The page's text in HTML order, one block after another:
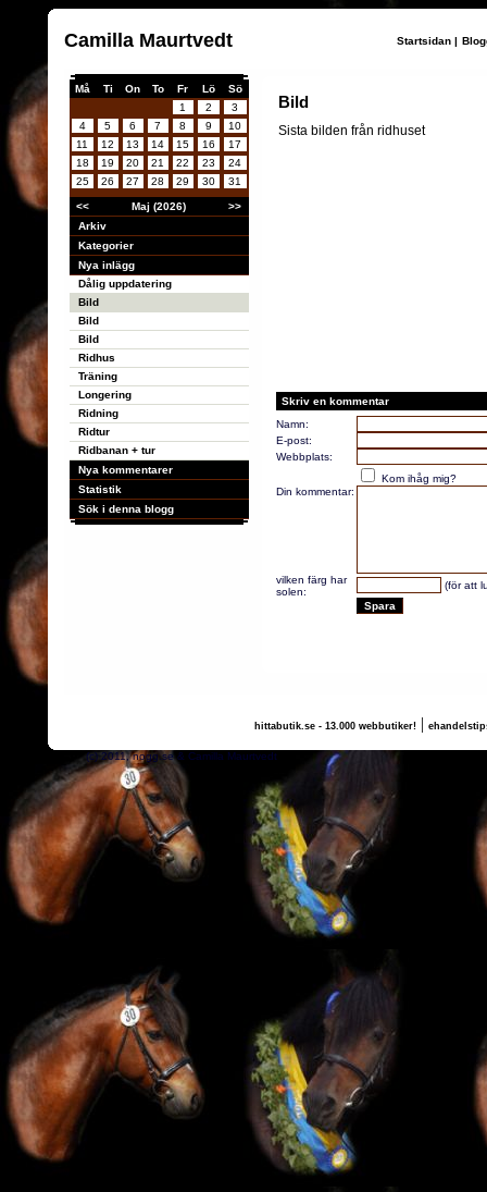
Camilla Maurtvedt Startsidan |
Må Ti On To Fr Lö
Sö
1
2
3
4
5 6 7 8 9
10
11
12 13 14 15 16
17
18
19 20 21 22 23
24
25
26 27 28 29 30 31
<< Maj (2026)
>>
Arkiv
Kategorier
Nya inlägg
Dålig uppdatering
Bild
Bild
Bild
Ridhus
Träning
Longering
Ridning
Ridtur
Ridbanan + tur
Nya kommentarer
Statistik
Sök i denna blogg
Bild
Sista bilden från ridhuset
Skriv en kommentar
Namn:
E-post:
Webbplats:
Kom ihåg mig?
Din kommentar:
vilken färg har
solen:
(för att
hittabutik.se - 13.000 webbutiker!|
(c) 2011, nogg.se & Camilla Maurtvedt